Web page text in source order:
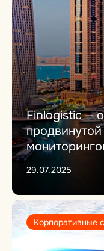
Finlogistic —
29.07.2025
Корпоративные